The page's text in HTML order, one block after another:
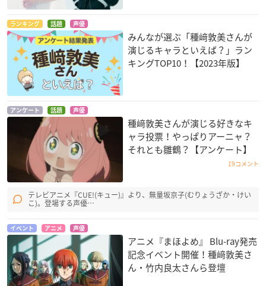
失われた未来を求め
て
東八重子
鬼灯の冷徹
芥子
幻影ヲ駆ケル太陽
天道三姉妹
魔法使いの嫁 西の少
年と青嵐の騎士 前
編
羽鳥チセ
機動戦士ガンダム 閃
光のハサウェイ
メイス・フラゥワー
NIMATION スターゲ
ランキング 話題 声優
みんなが選ぶ「種﨑敦美さんが
演じるキャラといえば？」ラン
キングTOP10！【2023年版】
アンケート 話題 声優
種﨑敦美さんが演じる好きなキ
ャラ投票！やっぱりアーニャ？
それとも雛鶴？【アンケート】
19コメント
テレビアニメ『CUE!(キュー)』より、無量坂京子(むりょうざか・けい
こ)。登場する声優…
イベント アニメ 声優
アニメ『まほよめ』 Blu-ray発売
記念イベント開催！種﨑敦美さ
ん・竹内良太さんら登壇